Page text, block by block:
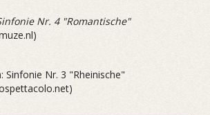
Nr. 4 "Romantische"
Sinfonie Nr. 3 "Rheinische"